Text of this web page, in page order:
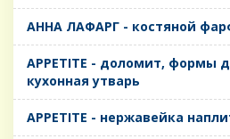
AHHA ЛАФАРГ - костяной
APPETITE - доломит, формы
кухонная утварь
APPETITE - нержавейка